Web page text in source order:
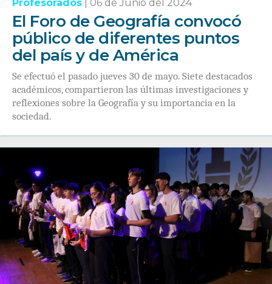
Profesorados 06 de Junio del 2024
El Foro de Geografía convocó
público de diferentes puntos
del país y de América
Se efectuó el pasado jueves 30 de mayo. Siete destacados
académicos, compartieron las últimas investigaciones y
reflexiones sobre la Geografía y su importancia en la
sociedad.